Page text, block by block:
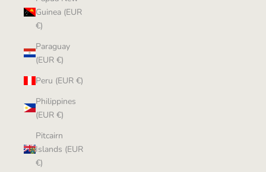
Guinea (EUR
€)
Paraguay
(EUR €)
Peru (EUR €)
Philippines
(EUR €)
Pitcairn
Islands (EUR
€)